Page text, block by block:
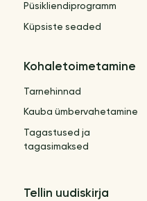
Püsikliendiprogramm
Küpsiste seaded
Kohaletoimetamine
Tarnehinnad
Kauba ümbervahetamine
Tagastused ja
tagasimaksed
Tellin uudiskirja